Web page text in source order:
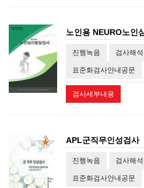
노인용 NEURO노인
진행녹음 검사해
표준화검사안내공문
검사세부내용
APL군직무인성검사
진행녹음 검사해
표준화검사안내공문